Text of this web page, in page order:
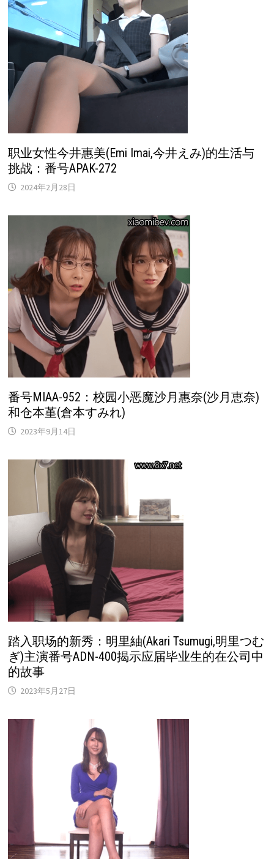
职业女性今井惠美(Emi Imai,今井えみ)的生活与
挑战：番号APAK-272
2024年2月28日
番号MIAA-952：校园小恶魔沙月惠奈(沙月恵奈)
和仓本堇(倉本すみれ)
2023年9月14日
踏入职场的新秀：明里紬(Akari Tsumugi,明里つむ
ぎ)主演番号ADN-400揭示应届毕业生的在公司中
的故事
2023年5月27日